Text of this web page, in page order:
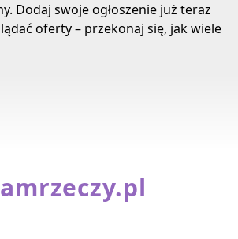
Dodaj swoje ogłoszenie już teraz
oferty – przekonaj się, jak wiele